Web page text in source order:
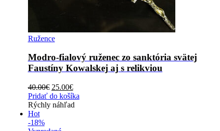
Ružence
Modro-fialový ruženec zo sanktória svätej
Faustíny Kowalskej aj s relikviou
40.00€ Original
price
was:
25.00€Current
price
is:
Pridať do košíka
Rýchly náhľad
Hot
-18%